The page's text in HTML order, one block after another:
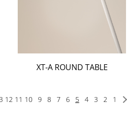
XT-A ROUND TABLE
1
2
3
4
5
6
7
8
9
10
11
12